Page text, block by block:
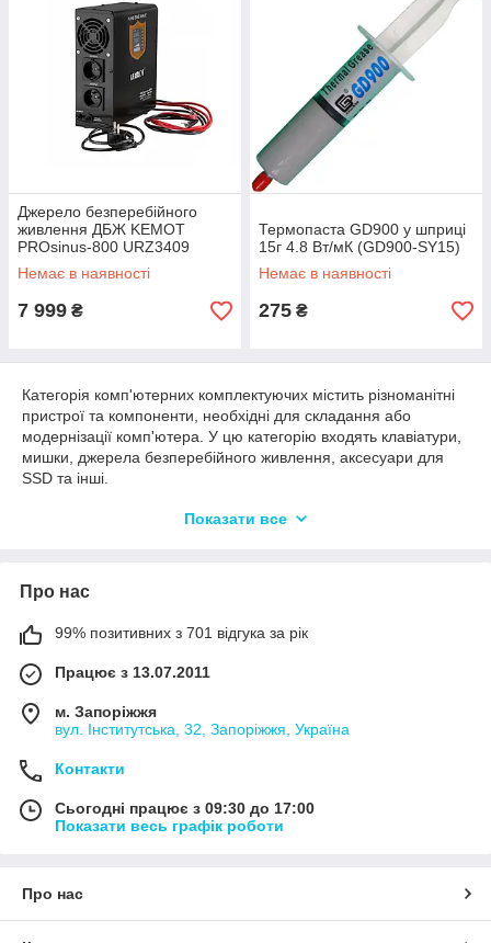
Джерело безперебійного
живлення ДБЖ KEMOT
PROsinus-800 URZ3409
12/230V (500W/800VA)
Немає в наявності
7 999 ₴
Термопаста GD900 у шприці
15г 4.8 Вт/мК (GD900-SY15)
Немає в наявності
275 ₴
Категорія комп'ютерних комплектуючих містить різноманітні
пристрої та компоненти, необхідні для складання або
модернізації комп'ютера. У цю категорію входять клавіатури,
мишки, джерела безперебійного живлення, аксесуари для
SSD та інші.
комплектуючих, щоб допомогти користувачам створити або
змогу покупцям налаштувати свої системи під свої потреби
комп'ютерів.
Показати все
Про нас
99% позитивних з 701 відгука за рік
Працює з 13.07.2011
м. Запоріжжя
вул. Інститутська, 32, Запоріжжя, Україна
Контакти
Сьогодні працює з 09:30 до 17:00
Показати весь графік роботи
Про нас